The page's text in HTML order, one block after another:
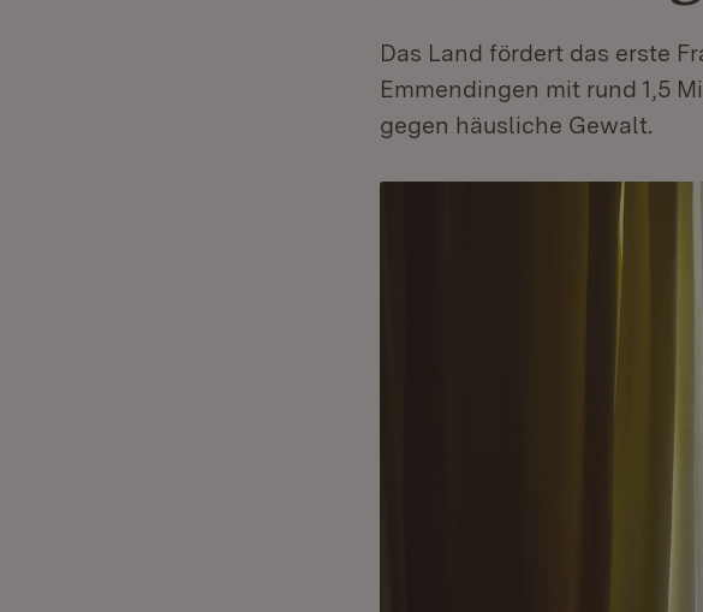
Das Land fördert das erste
Emmendingen mit rund 1,5
gegen häusliche Gewalt.